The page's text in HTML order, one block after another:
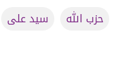
حزب الله
سيد على